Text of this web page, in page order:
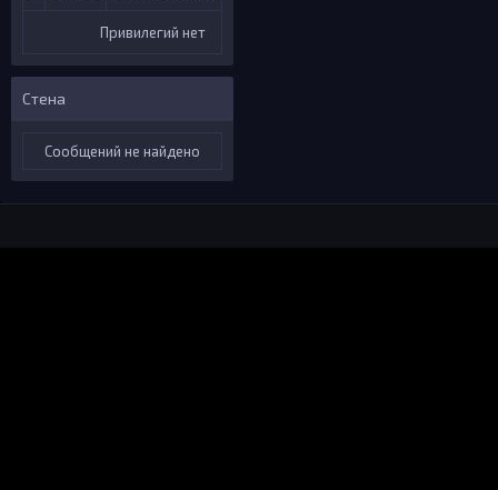
Привилегий нет
Стена
Сообщений не найдено